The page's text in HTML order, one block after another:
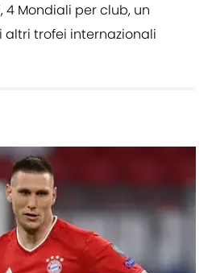
Mondiali per club, un
altri trofei internazionali